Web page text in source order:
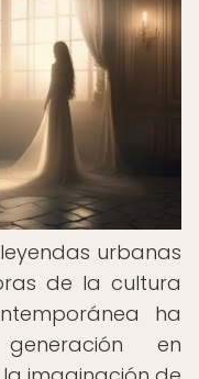
urbanas
de la cultura
ha
en